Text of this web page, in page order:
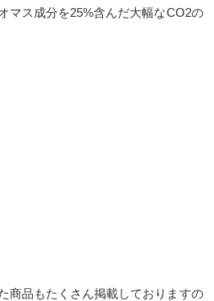
マス成分を25%含んだ大幅なCO2の
商品もたくさん掲載しておりますの